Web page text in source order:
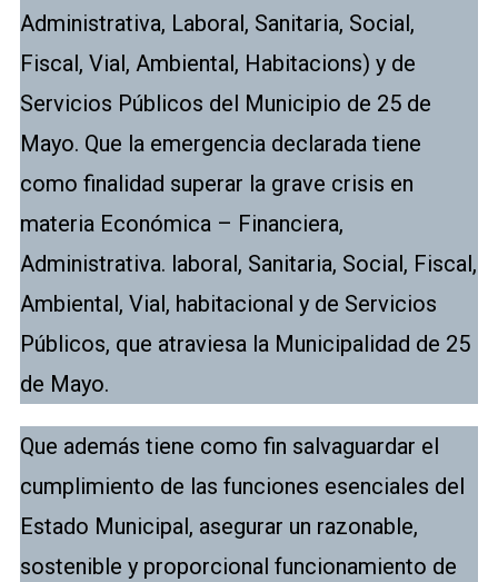
Administrativa, Laboral, Sanitaria, Social,
Fiscal, Vial, Ambiental, Habitacions) y de
Servicios Públicos del Municipio de 25 de
Mayo. Que la emergencia declarada tiene
como finalidad superar la grave crisis en
materia Económica – Financiera,
Administrativa. laboral, Sanitaria, Social, Fiscal,
Ambiental, Vial, habitacional y de Servicios
Públicos, que atraviesa la Municipalidad de 25
de Mayo.
Que además tiene como fin salvaguardar el
cumplimiento de las funciones esenciales del
Estado Municipal, asegurar un razonable,
sostenible y proporcional funcionamiento de